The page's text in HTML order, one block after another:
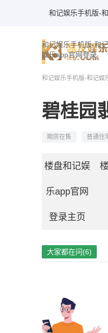
和记娱乐手机版-
和记娱乐手机版-和记
娱乐app官网登录
和记娱乐手机版-和记娱
碧桂园
期房在售 普通住
楼盘和记娱
乐app官网
登录主页
大家都在问(6)